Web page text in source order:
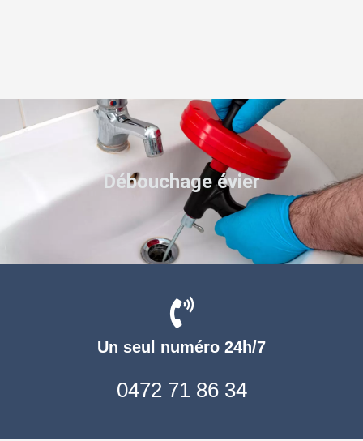
Un seul numéro 24h/7
0472 71 86 34
Débouchage évier